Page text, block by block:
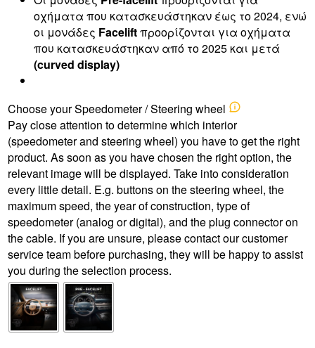
οχήματα που κατασκευάστηκαν έως το 2024, ενώ
οι μονάδες Faceliftπροορίζονται για οχήματα
που κατασκευάστηκαν από το 2025 και μετά
(curved display)
Choose your Speedometer / Steering wheel
Pay close attention to determine which interior
(speedometer and steering wheel) you have to get the right
product. As soon as you have chosen the right option, the
relevant image will be displayed. Take into consideration
every little detail. E.g. buttons on the steering wheel, the
maximum speed, the year of construction, type of
speedometer (analog or digital), and the plug connector on
the cable. If you are unsure, please contact our customer
service team before purchasing, they will be happy to assist
you during the selection process.